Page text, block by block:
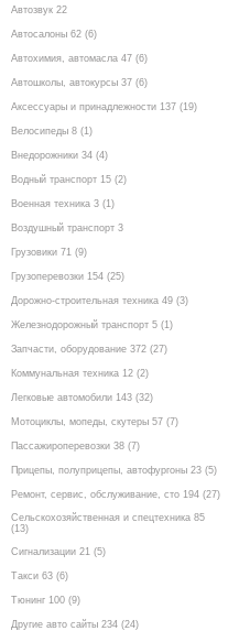
Автозвук 22
Автосалоны 62 (6)
Автохимия, автомасла 47 (6)
Автошколы, автокурсы 37 (6)
Аксессуары и принадлежности 137 (19)
Велосипеды 8 (1)
Внедорожники 34 (4)
Водный транспорт 15 (2)
Военная техника 3 (1)
Воздушный транспорт 3
Грузовики 71 (9)
Грузоперевозки 154 (25)
Дорожно-строительная техника 49 (3)
Железнодорожный транспорт 5 (1)
Запчасти, оборудование 372 (27)
Коммунальная техника 12 (2)
Легковые автомобили 143 (32)
Мотоциклы, мопеды, скутеры 57 (7)
Пассажироперевозки 38 (7)
Прицепы, полуприцепы, автофургоны 23 (5)
Ремонт, сервис, обслуживание, сто 194 (27)
Сельскохозяйственная и спецтехника 85
(13)
Сигнализации 21 (5)
Такси 63 (6)
Тюнинг 100 (9)
Другие авто сайты 234 (24)